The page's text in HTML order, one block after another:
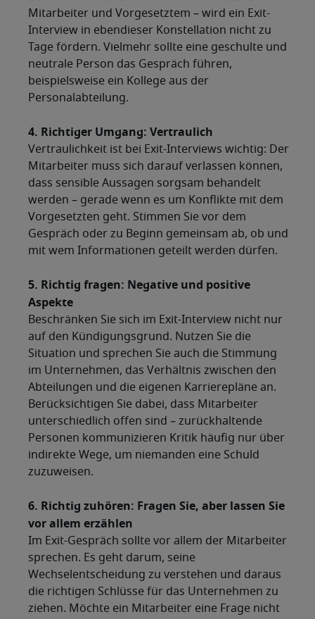
Mitarbeiter und Vorgesetztem – wird ein Exit-
Interview in ebendieser Konstellation nicht zu
Tage fördern. Vielmehr sollte eine geschulte und
neutrale Person das Gespräch führen,
beispielsweise ein Kollege aus der
Personalabteilung.
4. Richtiger Umgang: Vertraulich
Vertraulichkeit ist bei Exit-Interviews wichtig: Der
Mitarbeiter muss sich darauf verlassen können,
dass sensible Aussagen sorgsam behandelt
werden – gerade wenn es um Konflikte mit dem
Vorgesetzten geht. Stimmen Sie vor dem
Gespräch oder zu Beginn gemeinsam ab, ob und
mit wem Informationen geteilt werden dürfen.
5. Richtig fragen: Negative und positive
Aspekte
Beschränken Sie sich im Exit-Interview nicht nur
auf den Kündigungsgrund. Nutzen Sie die
Situation und sprechen Sie auch die Stimmung
im Unternehmen, das Verhältnis zwischen den
Abteilungen und die eigenen Karrierepläne an.
Berücksichtigen Sie dabei, dass Mitarbeiter
unterschiedlich offen sind – zurückhaltende
Personen kommunizieren Kritik häufig nur über
indirekte Wege, um niemanden eine Schuld
zuzuweisen.
6. Richtig zuhören: Fragen Sie, aber lassen Sie
vor allem erzählen
Im Exit-Gespräch sollte vor allem der Mitarbeiter
sprechen. Es geht darum, seine
Wechselentscheidung zu verstehen und daraus
die richtigen Schlüsse für das Unternehmen zu
ziehen. Möchte ein Mitarbeiter eine Frage nicht